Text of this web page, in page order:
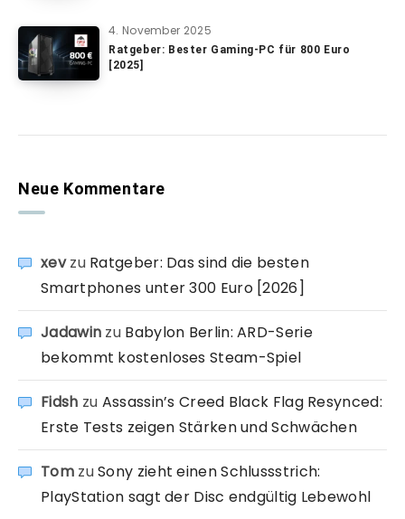
4. November 2025
Ratgeber: Bester Gaming-PC für 800 Euro
[2025]
Neue Kommentare
xevzu Ratgeber: Das sind die besten
Smartphones unter 300 Euro [2026]
Jadawin zu Babylon Berlin: ARD-Serie
bekommt kostenloses Steam-Spiel
Fidsh zu Assassin’s Creed Black Flag Resynced:
Erste Tests zeigen Stärken und Schwächen
TomzuSony zieht einen Schlussstrich:
PlayStation sagt der Disc endgültig Lebewohl